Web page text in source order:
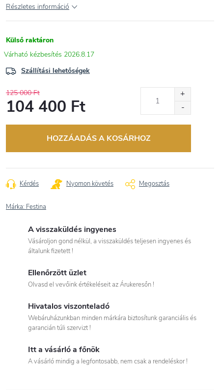
Részletes információ
Külső raktáron
2026.8.17
Szállítási lehetőségek
125 000 Ft
104 400 Ft
HOZZÁADÁS A KOSÁRHOZ
Kérdés Nyomon követés Megosztás
Márka: Festina
A visszaküldés ingyenes
Vásároljon gond nélkül, a visszaküldés teljesen ingyenes és
általunk fizetett !
Ellenőrzött üzlet
Olvasd el vevőink értékeléseit az Árukeresőn !
Hivatalos viszonteladó
Webáruházunkban minden márkára biztosítunk garanciális és
garancián túli szervizt !
Itt a vásárló a főnök
A vásárló mindig a legfontosabb, nem csak a rendeléskor !